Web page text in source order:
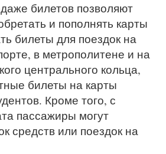
билетов позволяют
и пополнять карты
билеты для поездок на
в метрополитене и на
центрального кольца,
билеты на карты
Кроме того, с
пассажиры могут
средств или поездок на